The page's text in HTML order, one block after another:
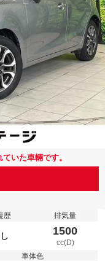
いた車輛です。
歴 排気量
1500
cc(D)
車体色